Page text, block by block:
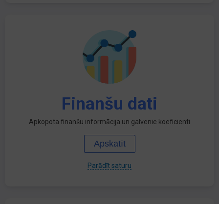
Finanšu dati
Apkopota finanšu informācija un galvenie koeficienti
Apskatīt
Parādīt saturu